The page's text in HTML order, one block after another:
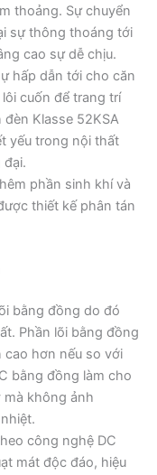
thoảng. Sự chuyển
sự thông thoáng tới
cao sự dễ chịu.
hấp dẫn tới cho căn
cuốn để trang trí
Klasse 52KSA
yếu trong nội thất
đại.
phần sinh khí và
thiết kế phân tán
bằng đồng do đó
Phần lõi bằng đồng
cao hơn nếu so với
bằng đồng làm cho
mà không ảnh
công nghệ DC
mát độc đáo, hiệu